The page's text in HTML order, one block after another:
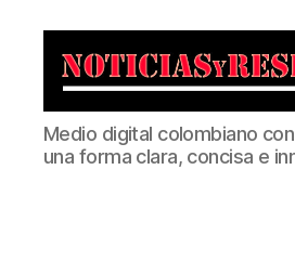
Noticias
y
Respuestas
Medio digital colombiano
una forma clara, concisa e